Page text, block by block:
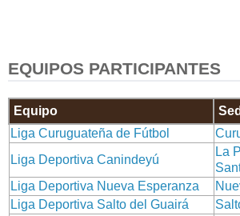
EQUIPOS PARTICIPANTES
Equipo
Liga Curuguateña de Fútbol
Liga Deportiva Canindeyú
La
Liga Deportiva Nueva Esperanza
Liga Deportiva Salto del Guairá